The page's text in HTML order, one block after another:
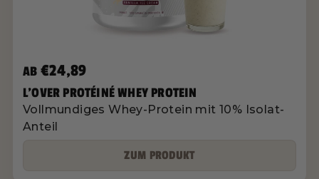
AB €24,89
L'OVER PROTÉINÉ WHEY PROTEIN
Vollmundiges Whey-Protein mit 10% Isolat-
Anteil
ZUM PRODUKT